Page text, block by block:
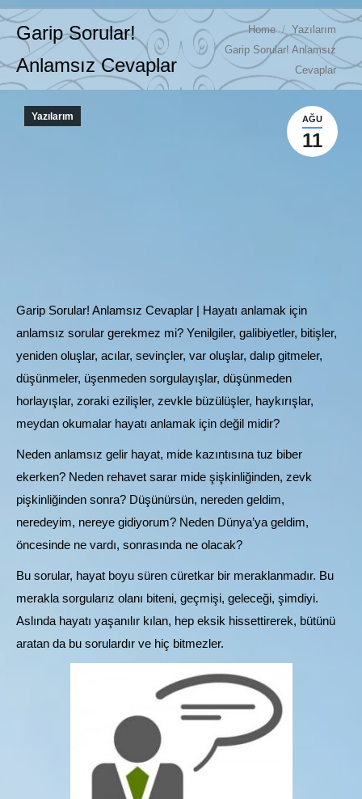
Garip Sorular!
Anlamsız Cevaplar
You are here:Home
Yazılarım
Garip Sorular! Anlamsız
Cevaplar
AĞU
11
Yazılarım
Garip Sorular! Anlamsız Cevaplar | Hayatı anlamak için
anlamsız sorular gerekmez mi? Yenilgiler, galibiyetler, bitişler,
yeniden oluşlar, acılar, sevinçler, var oluşlar, dalıp gitmeler,
düşünmeler, üşenmeden sorgulayışlar, düşünmeden
horlayışlar, zoraki ezilişler, zevkle büzülüşler, haykırışlar,
meydan okumalar hayatı anlamak için değil midir?
Neden anlamsız gelir hayat, mide kazıntısına tuz biber
ekerken? Neden rehavet sarar mide şişkinliğinden, zevk
pişkinliğinden sonra? Düşünürsün, nereden geldim,
neredeyim, nereye gidiyorum? Neden Dünya’ya geldim,
öncesinde ne vardı, sonrasında ne olacak?
Bu sorular, hayat boyu süren cüretkar bir meraklanmadır. Bu
merakla sorgularız olanı biteni, geçmişi, geleceği, şimdiyi.
Aslında hayatı yaşanılır kılan, hep eksik hissettirerek, bütünü
aratan da bu sorulardır ve hiç bitmezler.